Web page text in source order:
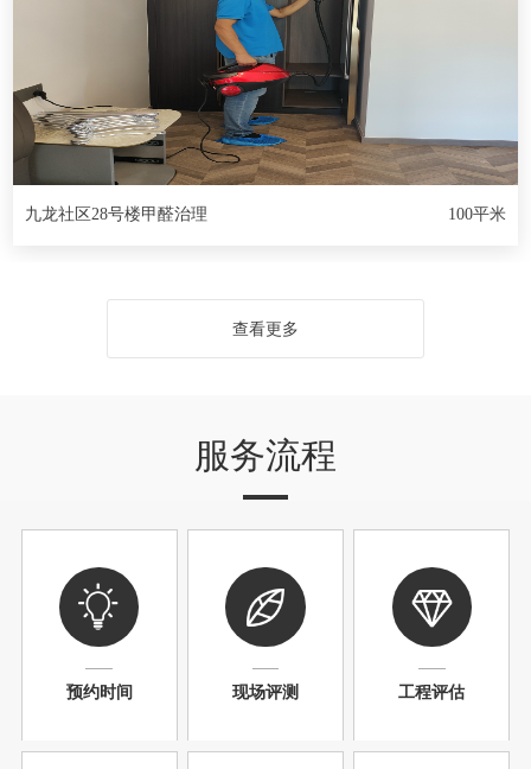
九龙社区28号楼甲醛治理 100平米
查看更多
服务流程
预约时间 现场评测 工程评估